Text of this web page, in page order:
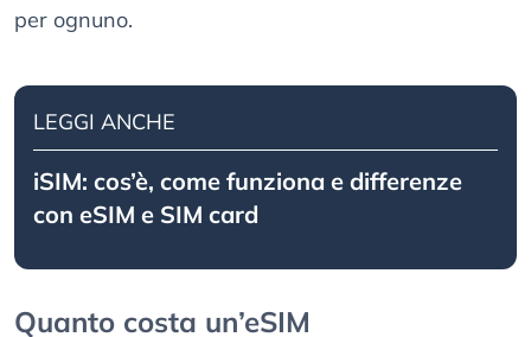
per ognuno.
LEGGI ANCHE
iSIM: cos’è, come funziona e differenze
con eSIM e SIM card
Quanto costa un’eSIM